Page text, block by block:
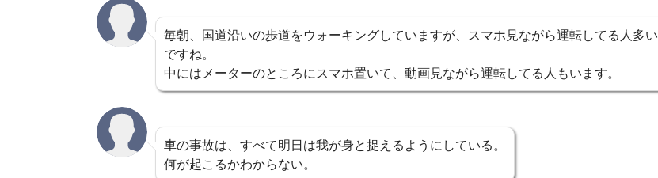
毎朝、国道沿いの歩道をウォーキングしていますが、スマホ見ながら運転してる人多い
ですね。
中にはメーターのところにスマホ置いて、動画見ながら運転してる人もいます。
車の事故は、すべて明日は我が身と捉えるようにしている。
何が起こるかわからない。